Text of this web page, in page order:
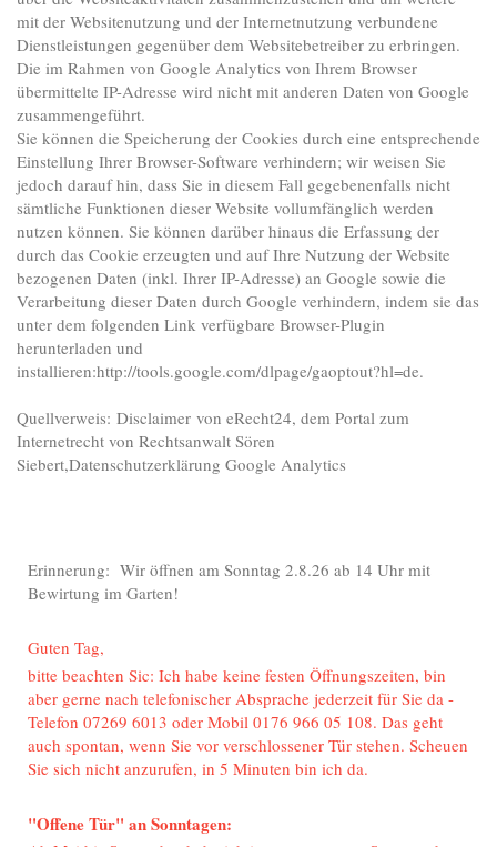
mit der Websitenutzung und der Internetnutzung verbundene
Dienstleistungen gegenüber dem Websitebetreiber zu erbringen.
Die im Rahmen von Google Analytics von Ihrem Browser
übermittelte IP-Adresse wird nicht mit anderen Daten von Google
zusammengeführt.
Sie können die Speicherung der Cookies durch eine entsprechende
Einstellung Ihrer Browser-Software verhindern; wir weisen Sie
jedoch darauf hin, dass Sie in diesem Fall gegebenenfalls nicht
sämtliche Funktionen dieser Website vollumfänglich werden
nutzen können. Sie können darüber hinaus die Erfassung der
durch das Cookie erzeugten und auf Ihre Nutzung der Website
bezogenen Daten (inkl. Ihrer IP-Adresse) an Google sowie die
Verarbeitung dieser Daten durch Google verhindern, indem sie das
unter dem folgenden Link verfügbare Browser-Plugin
herunterladen und
installieren:http://tools.google.com/dlpage/gaoptout?hl=de.
Quellverweis: Disclaimer von eRecht24, dem Portal zum
Internetrecht von Rechtsanwalt Sören
Siebert,Datenschutzerklärung Google Analytics
Erinnerung: Wir öffnen am Sonntag 2.8.26 ab 14 Uhr mit
Bewirtung im Garten!
Guten Tag,
bitte beachten Sic: Ich habe keine festen Öffnungszeiten, bin
aber gerne nach telefonischer Absprache jederzeit für Sie da -
Telefon 07269 6013 oder Mobil 0176 966 05 108. Das geht
auch spontan, wenn Sie vor verschlossener Tür stehen. Scheuen
Sie sich nicht anzurufen, in 5 Minuten bin ich da.
"Offene Tür" an Sonntagen: